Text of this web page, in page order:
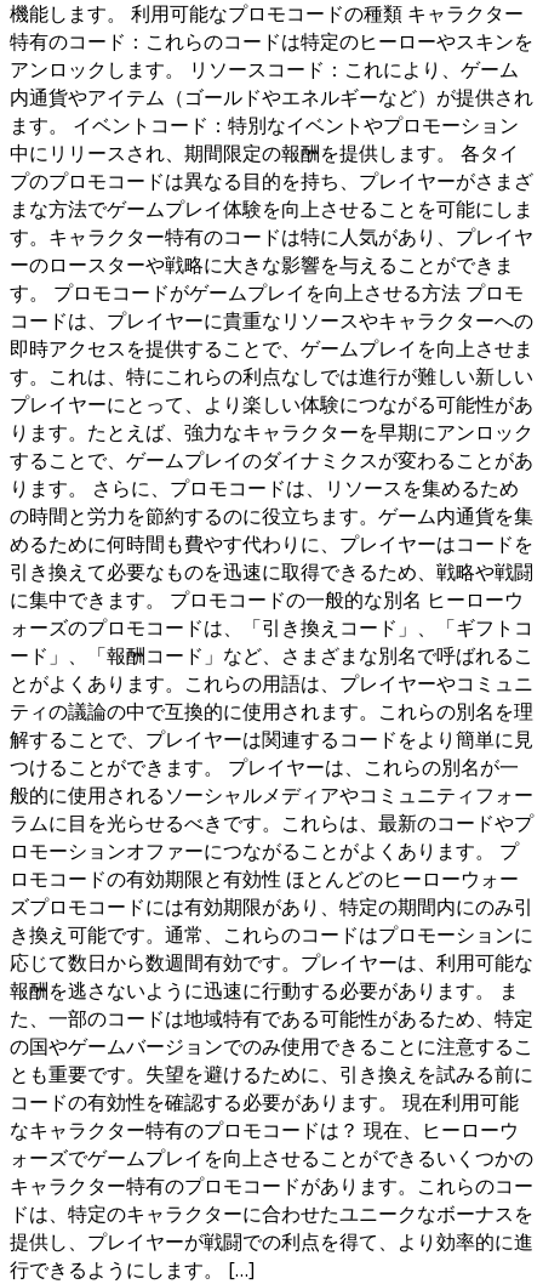
機能します。 利用可能なプロモコードの種類 キャラクター
特有のコード：これらのコードは特定のヒーローやスキンを
アンロックします。 リソースコード：これにより、ゲーム
内通貨やアイテム（ゴールドやエネルギーなど）が提供され
ます。 イベントコード：特別なイベントやプロモーション
中にリリースされ、期間限定の報酬を提供します。 各タイ
プのプロモコードは異なる目的を持ち、プレイヤーがさまざ
まな方法でゲームプレイ体験を向上させることを可能にしま
す。キャラクター特有のコードは特に人気があり、プレイヤ
ーのロースターや戦略に大きな影響を与えることができま
す。 プロモコードがゲームプレイを向上させる方法 プロモ
コードは、プレイヤーに貴重なリソースやキャラクターへの
即時アクセスを提供することで、ゲームプレイを向上させま
す。これは、特にこれらの利点なしでは進行が難しい新しい
プレイヤーにとって、より楽しい体験につながる可能性があ
ります。たとえば、強力なキャラクターを早期にアンロック
することで、ゲームプレイのダイナミクスが変わることがあ
ります。 さらに、プロモコードは、リソースを集めるため
の時間と労力を節約するのに役立ちます。ゲーム内通貨を集
めるために何時間も費やす代わりに、プレイヤーはコードを
引き換えて必要なものを迅速に取得できるため、戦略や戦闘
に集中できます。 プロモコードの一般的な別名 ヒーローウ
ォーズのプロモコードは、「引き換えコード」、「ギフトコ
ード」、「報酬コード」など、さまざまな別名で呼ばれるこ
とがよくあります。これらの用語は、プレイヤーやコミュニ
ティの議論の中で互換的に使用されます。これらの別名を理
解することで、プレイヤーは関連するコードをより簡単に見
つけることができます。 プレイヤーは、これらの別名が一
般的に使用されるソーシャルメディアやコミュニティフォー
ラムに目を光らせるべきです。これらは、最新のコードやプ
ロモーションオファーにつながることがよくあります。 プ
ロモコードの有効期限と有効性 ほとんどのヒーローウォー
ズプロモコードには有効期限があり、特定の期間内にのみ引
き換え可能です。通常、これらのコードはプロモーションに
応じて数日から数週間有効です。プレイヤーは、利用可能な
報酬を逃さないように迅速に行動する必要があります。 ま
た、一部のコードは地域特有である可能性があるため、特定
の国やゲームバージョンでのみ使用できることに注意するこ
とも重要です。失望を避けるために、引き換えを試みる前に
コードの有効性を確認する必要があります。 現在利用可能
なキャラクター特有のプロモコードは？ 現在、ヒーローウ
ォーズでゲームプレイを向上させることができるいくつかの
キャラクター特有のプロモコードがあります。これらのコー
ドは、特定のキャラクターに合わせたユニークなボーナスを
提供し、プレイヤーが戦闘での利点を得て、より効率的に進
行できるようにします。 […]